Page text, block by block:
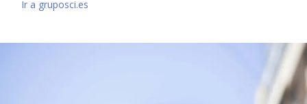
Ir a gruposci.es